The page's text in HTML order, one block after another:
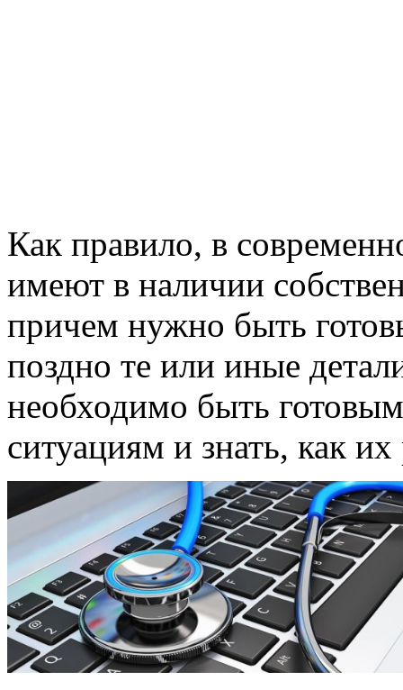
Как правило, в
имеют в наличии
причем нужно быть
поздно те или иные
необходимо быть
ситуациям и знать, как